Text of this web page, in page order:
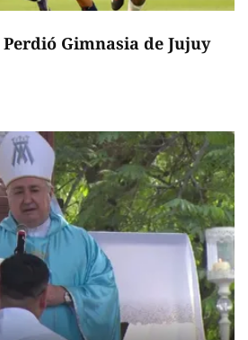
Perdió Gimnasia de Jujuy